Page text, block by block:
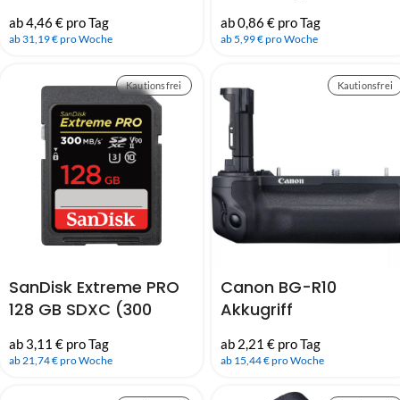
(V90)
ab 4,46 € pro Tag
ab 31,19 € pro Woche
ab 0,86 € pro Tag
ab 5,99 € pro Woche
Kautionsfrei
SanDisk Extreme PRO
128 GB SDXC (300
Class 10
ab 3,11 € pro Tag
ab 21,74 € pro Woche
Kautionsfrei
Canon BG-R10
Akkugriff
ab 2,21 € pro Tag
ab 15,44 € pro Woche